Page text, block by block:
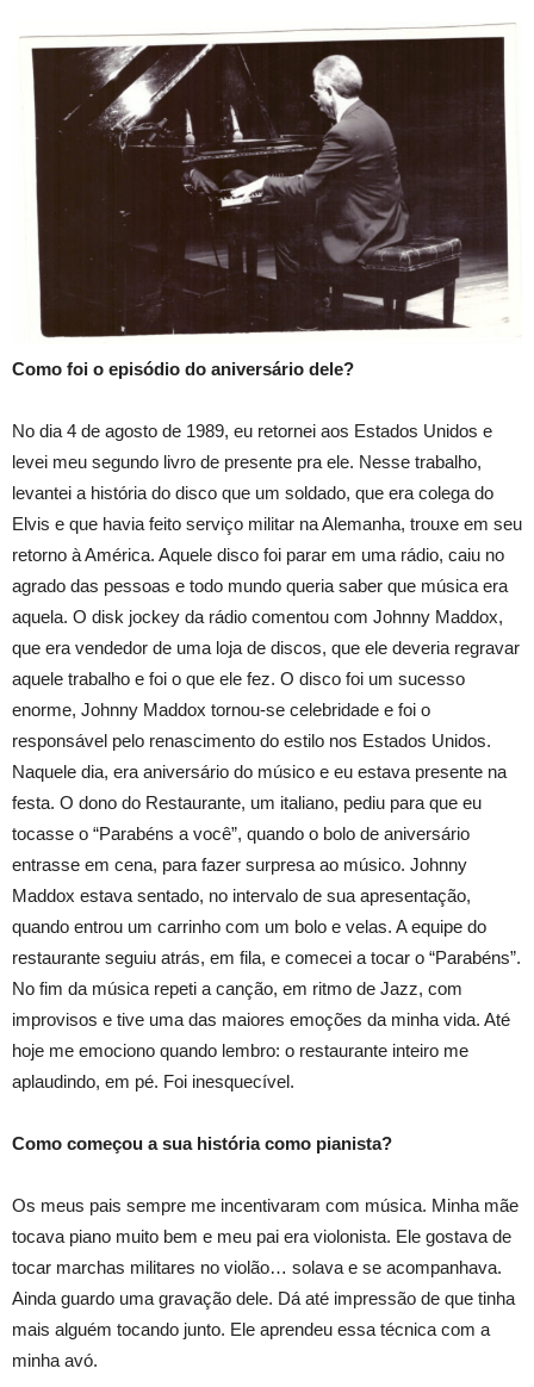
Como foi o episódio do aniversário dele?
No dia 4 de agosto de 1989, eu retornei aos Estados Unidos e
levei meu segundo livro de presente pra ele. Nesse trabalho,
levantei a história do disco que um soldado, que era colega do
Elvis e que havia feito serviço militar na Alemanha, trouxe em seu
retorno à América. Aquele disco foi parar em uma rádio, caiu no
agrado das pessoas e todo mundo queria saber que música era
aquela. O disk jockey da rádio comentou com Johnny Maddox,
que era vendedor de uma loja de discos, que ele deveria regravar
aquele trabalho e foi o que ele fez. O disco foi um sucesso
enorme, Johnny Maddox tornou-se celebridade e foi o
responsável pelo renascimento do estilo nos Estados Unidos.
Naquele dia, era aniversário do músico e eu estava presente na
festa. O dono do Restaurante, um italiano, pediu para que eu
tocasse o “Parabéns a você”, quando o bolo de aniversário
entrasse em cena, para fazer surpresa ao músico. Johnny
Maddox estava sentado, no intervalo de sua apresentação,
quando entrou um carrinho com um bolo e velas. A equipe do
restaurante seguiu atrás, em fila, e comecei a tocar o “Parabéns”.
No fim da música repeti a canção, em ritmo de Jazz, com
improvisos e tive uma das maiores emoções da minha vida. Até
hoje me emociono quando lembro: o restaurante inteiro me
aplaudindo, em pé. Foi inesquecível.
Como começou a sua história como pianista?
Os meus pais sempre me incentivaram com música. Minha mãe
tocava piano muito bem e meu pai era violonista. Ele gostava de
tocar marchas militares no violão… solava e se acompanhava.
Ainda guardo uma gravação dele. Dá até impressão de que tinha
mais alguém tocando junto. Ele aprendeu essa técnica com a
minha avó.